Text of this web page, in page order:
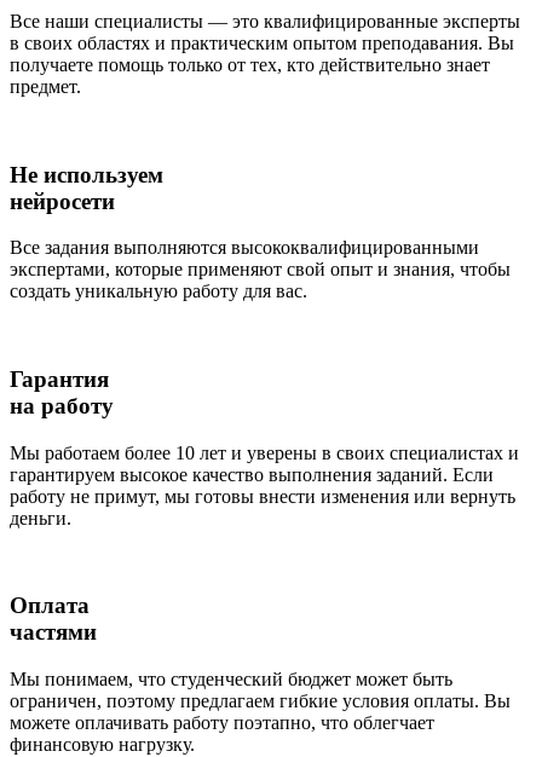
Все наши специалисты — это квалифицированные эксперты
в своих областях и практическим опытом преподавания. Вы
получаете помощь только от тех, кто действительно знает
предмет.
Не используем
нейросети
Все задания выполняются высококвалифицированными
экспертами, которые применяют свой опыт и знания, чтобы
создать уникальную работу для вас.
Гарантия
на работу
Мы работаем более 10 лет и уверены в своих специалистах и
гарантируем высокое качество выполнения заданий. Если
работу не примут, мы готовы внести изменения или вернуть
деньги.
Оплата
частями
Мы понимаем, что студенческий бюджет может быть
ограничен, поэтому предлагаем гибкие условия оплаты. Вы
можете оплачивать работу поэтапно, что облегчает
финансовую нагрузку.